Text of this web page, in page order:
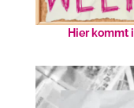
Hier kommt